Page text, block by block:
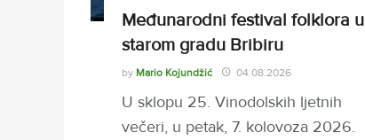
Međunarodni festival folklora u
starom gradu Bribiru
by Mario Kojundžić 04.08.2026
U sklopu 25. Vinodolskih ljetnih
večeri, u petak, 7. kolovoza 2026.